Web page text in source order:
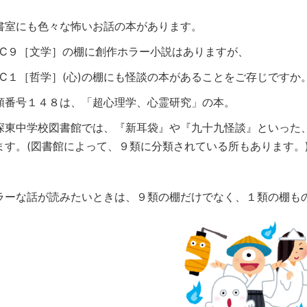
室にも色々な怖いお話の本があります。
９［文学］の棚に創作ホラー小説はありますが、
１［哲学］(心)の棚にも怪談の本があることをご存じですか
番号１４８は、「超心理学、心霊研究」の本。
東中学校図書館では、『新耳袋』や『九十九怪談』といっ
す。(図書館によって、９類に分類されている所もあります
ーな話が読みたいときは、９類の棚だけでなく、１類の棚も